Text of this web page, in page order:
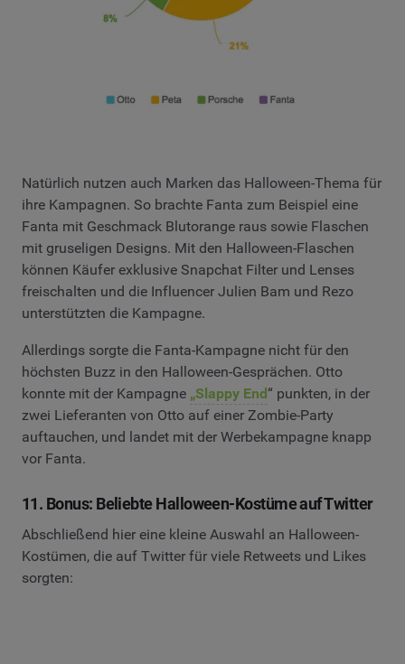
Natürlich nutzen auch Marken das Halloween-Thema für
ihre Kampagnen. So brachte Fanta zum Beispiel eine
Fanta mit Geschmack Blutorange raus sowie Flaschen
mit gruseligen Designs. Mit den Halloween-Flaschen
können Käufer exklusive Snapchat Filter und Lenses
freischalten und die Influencer Julien Bam und Rezo
unterstützten die Kampagne.
Allerdings sorgte die Fanta-Kampagne nicht für den
höchsten Buzz in den Halloween-Gesprächen. Otto
konnte mit der Kampagne „Slappy End “ punkten, in der
zwei Lieferanten von Otto auf einer Zombie-Party
auftauchen, und landet mit der Werbekampagne knapp
vor Fanta.
11. Bonus: Beliebte Halloween-Kostüme auf Twitter
Abschließend hier eine kleine Auswahl an Halloween-
Kostümen, die auf Twitter für viele Retweets und Likes
sorgten: